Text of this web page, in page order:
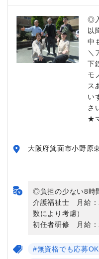
◎
以
中
＼
下
モ
ス
い
さ
★
大阪府箕面市小野原
◎負担の少ない8時
介護福祉士 月給
数により考慮）
初任者研修 月給：
#無資格でも応募OK